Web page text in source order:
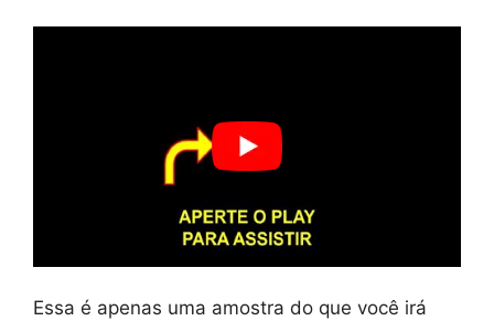
Essa é apenas uma amostra do que você irá